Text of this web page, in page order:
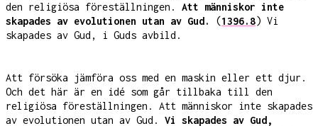
den religiösa föreställningen. Att människor inte
skapades av evolutionen utan av Gud.
(1396.8) Vi
skapades av Gud, i Guds avbild.
Att försöka jämföra oss med en maskin eller ett djur.
Och det här är en idé som går tillbaka till den
religiösa föreställningen. Att människor inte skapades
av evolutionen utan av Gud. Vi skapades av Gud,